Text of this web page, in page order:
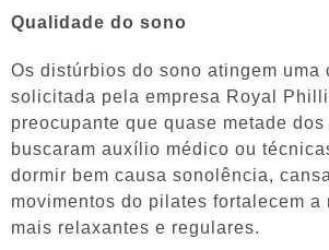
Qualidade do sono
Os distúrbios do sono atingem
solicitada pela empresa Royal
preocupante que quase metade
buscaram auxílio médico ou
dormir bem causa sonolência,
movimentos do pilates fortalecem
mais relaxantes e regulares.